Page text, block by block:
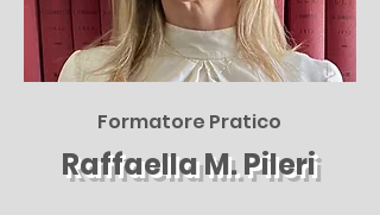
Formatore Pratico
Raffaella M. Pileri